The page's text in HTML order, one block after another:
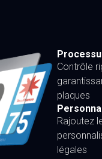
Contrôle
plaques
Rajoutez
légales